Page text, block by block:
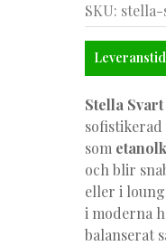
SKU:
Stella Svart
som
och blir
eller i
i moderna
balanserat